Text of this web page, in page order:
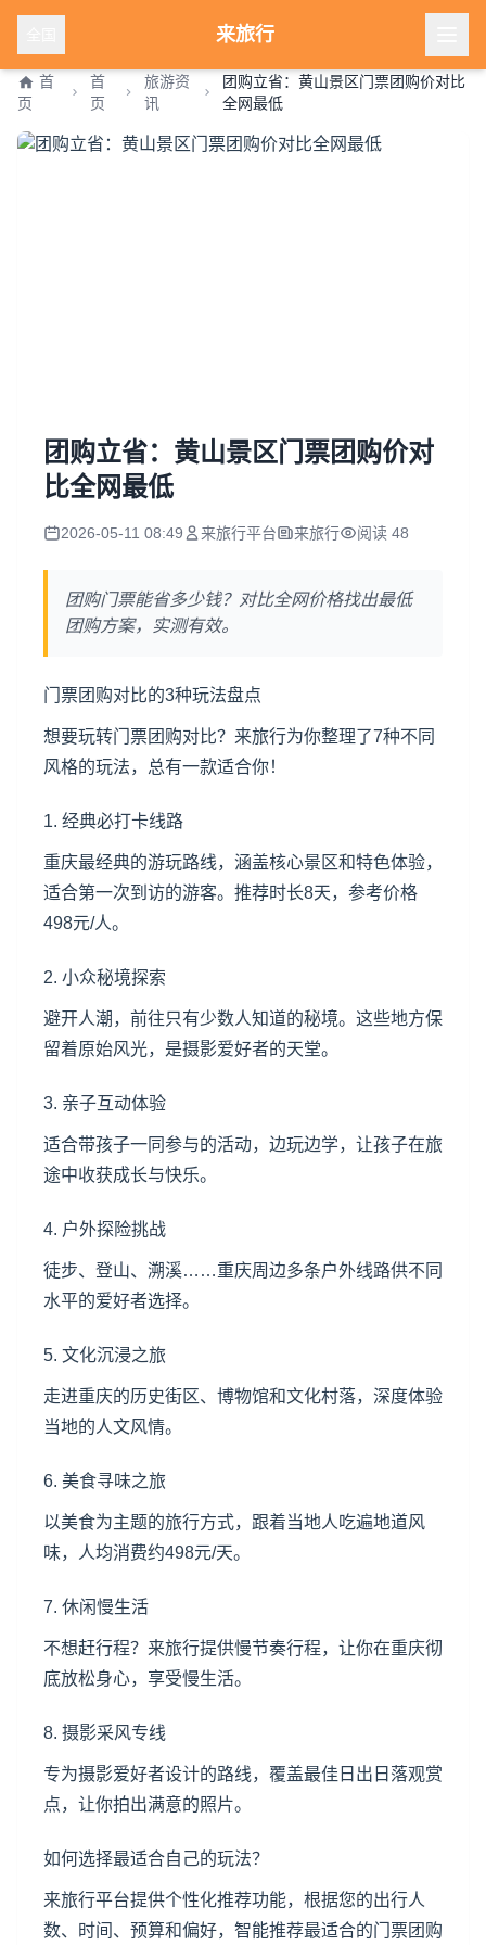
来旅行
首
页
首
页
旅游资
讯
团购立省：黄山景区门票团购价对比
全网最低
团购立省：黄山景区门票团购价对
比全网最低
2026-05-11 08:49 来旅行平台 来旅行 阅读 48
团购门票能省多少钱？对比全网价格找出最低
团购方案，实测有效。
门票团购对比的3种玩法盘点
想要玩转门票团购对比？来旅行为你整理了7种不同
风格的玩法，总有一款适合你！
1. 经典必打卡线路
重庆最经典的游玩路线，涵盖核心景区和特色体验，
适合第一次到访的游客。推荐时长8天，参考价格
498元/人。
2. 小众秘境探索
避开人潮，前往只有少数人知道的秘境。这些地方保
留着原始风光，是摄影爱好者的天堂。
3. 亲子互动体验
适合带孩子一同参与的活动，边玩边学，让孩子在旅
途中收获成长与快乐。
4. 户外探险挑战
徒步、登山、溯溪……重庆周边多条户外线路供不同
水平的爱好者选择。
5. 文化沉浸之旅
走进重庆的历史街区、博物馆和文化村落，深度体验
当地的人文风情。
6. 美食寻味之旅
以美食为主题的旅行方式，跟着当地人吃遍地道风
味，人均消费约498元/天。
7. 休闲慢生活
不想赶行程？来旅行提供慢节奏行程，让你在重庆彻
底放松身心，享受慢生活。
8. 摄影采风专线
专为摄影爱好者设计的路线，覆盖最佳日出日落观赏
点，让你拍出满意的照片。
如何选择最适合自己的玩法？
来旅行平台提供个性化推荐功能，根据您的出行人
数、时间、预算和偏好，智能推荐最适合的门票团购